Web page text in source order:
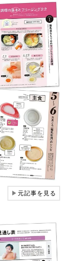
▶元記事を見る